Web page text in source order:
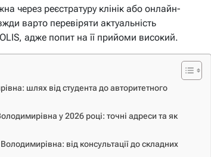
через реєстратуру клінік або онлайн-
варто перевіряти актуальність
адже попит на її прийоми високий.
шлях від студента до авторитетного
у 2026 році: точні адреси та як
від консультації до складних